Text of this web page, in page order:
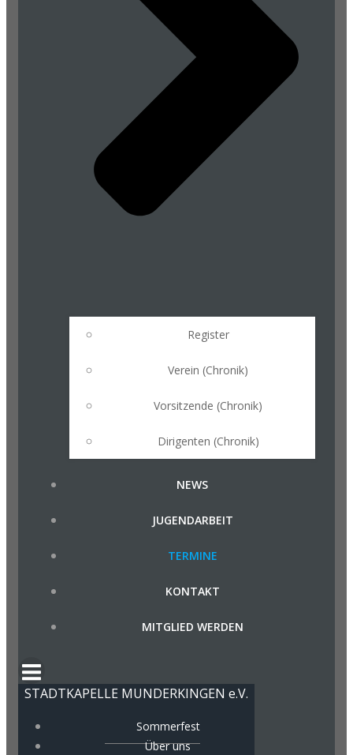
Register
Verein (Chronik)
Vorsitzende (Chronik)
Dirigenten (Chronik)
NEWS
JUGENDARBEIT
TERMINE
KONTAKT
MITGLIED WERDEN
STADTKAPELLE MUNDERKINGEN e.V.
Sommerfest
Über uns